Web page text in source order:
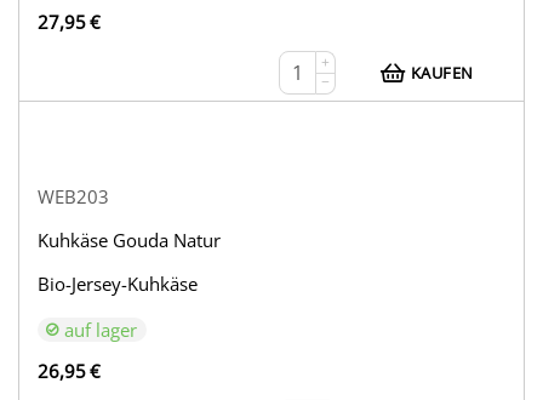
27,95€
+
−
KAUFEN
WEB203
Kuhkäse Gouda Natur
Bio-Jersey-Kuhkäse
auf lager
26,95€